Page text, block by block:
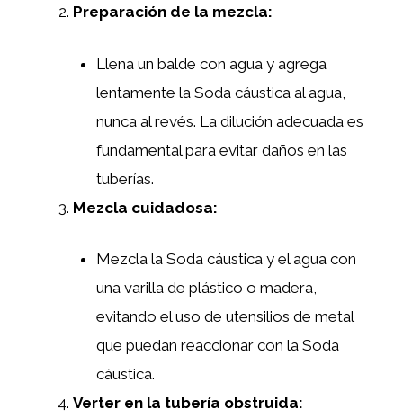
Preparación de la mezcla:
Llena un balde con agua y agrega
lentamente la Soda cáustica al agua,
nunca al revés. La dilución adecuada es
fundamental para evitar daños en las
tuberías.
Mezcla cuidadosa:
Mezcla la Soda cáustica y el agua con
una varilla de plástico o madera,
evitando el uso de utensilios de metal
que puedan reaccionar con la Soda
cáustica.
Verter en la tubería obstruida: